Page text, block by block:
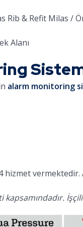
Rib & Refit Milas /
Alanı
alarm monitoring